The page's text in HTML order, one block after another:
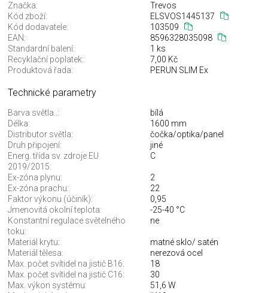
Značka:
Trevos
Kód zboží:
ELSVOS1445137
Kód dodavatele:
103509
EAN:
8596328035098
Standardní balení:
1 ks
Recyklační poplatek:
7,00 Kč
Produktová řada:
PERUN SLIM Ex
Technické parametry
Barva světla..:
bílá
Délka:
1600 mm
Distributor světla:
čočka/optika/panel
Druh připojení:
jiné
Energ. třída sv. zdroje EU
2019/2015:
C
Ex-zóna plynu:
2
Ex-zóna prachu:
22
Faktor výkonu (účiník):
0,95
Jmenovitá okolní teplota:
-25-40 °C
Konstantní regulace světelného
toku:
ne
Materiál krytu:
matné sklo/ satén
Materiál tělesa:
nerezová ocel
Max. počet svítidel na jistič B16:
18
Max. počet svítidel na jistič C16:
30
Max. výkon systému:
51,6 W